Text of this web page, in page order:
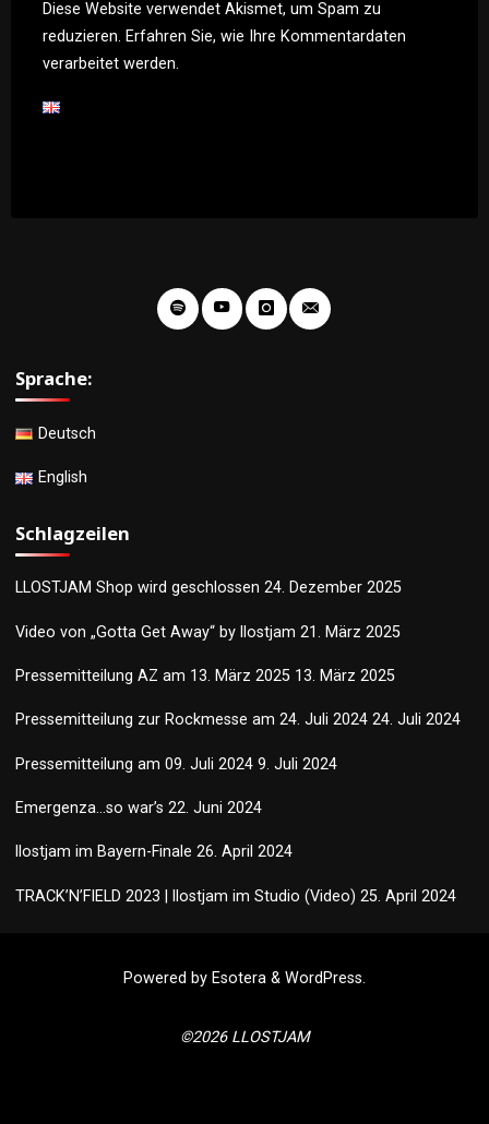
Diese Website verwendet Akismet, um Spam zu
reduzieren. Erfahren Sie, wie Ihre Kommentardaten
verarbeitet werden.
Sprache:
Deutsch
English
Schlagzeilen
LLOSTJAM Shop wird geschlossen 24. Dezember 2025
Video von „Gotta Get Away“ by llostjam 21. März 2025
Pressemitteilung AZ am 13. März 2025 13. März 2025
Pressemitteilung zur Rockmesse am 24. Juli 2024 24. Juli 2024
Pressemitteilung am 09. Juli 2024 9. Juli 2024
Emergenza…so war’s 22. Juni 2024
llostjam im Bayern-Finale 26. April 2024
TRACK’N’FIELD 2023 | llostjam im Studio (Video) 25. April 2024
Powered by Esotera & WordPress.
©2026 LLOSTJAM